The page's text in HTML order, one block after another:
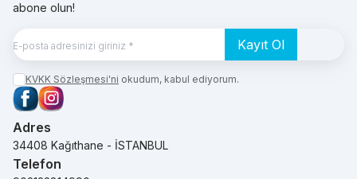
abone olun!
Kayıt Ol
KVKK Sözleşmesi'ni okudum, kabul ediyorum.
Facebook
Instagram
Adres
34408 Kağıthane - İSTANBUL
Telefon